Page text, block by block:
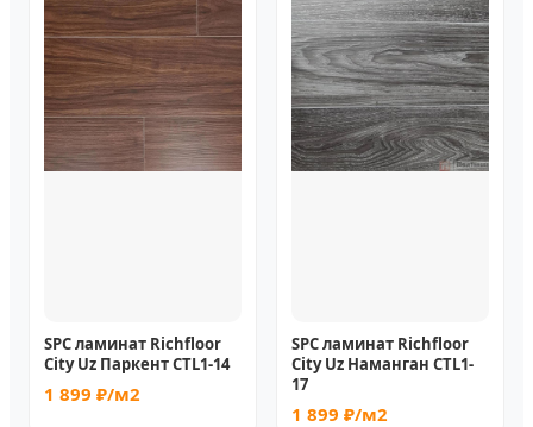
SPC ламинат Richfloor
City Uz Паркент CTL1-14
1 899 ₽/м2
SPC ламинат Richfloor
City Uz Наманган CTL1-
17
1 899 ₽/м2